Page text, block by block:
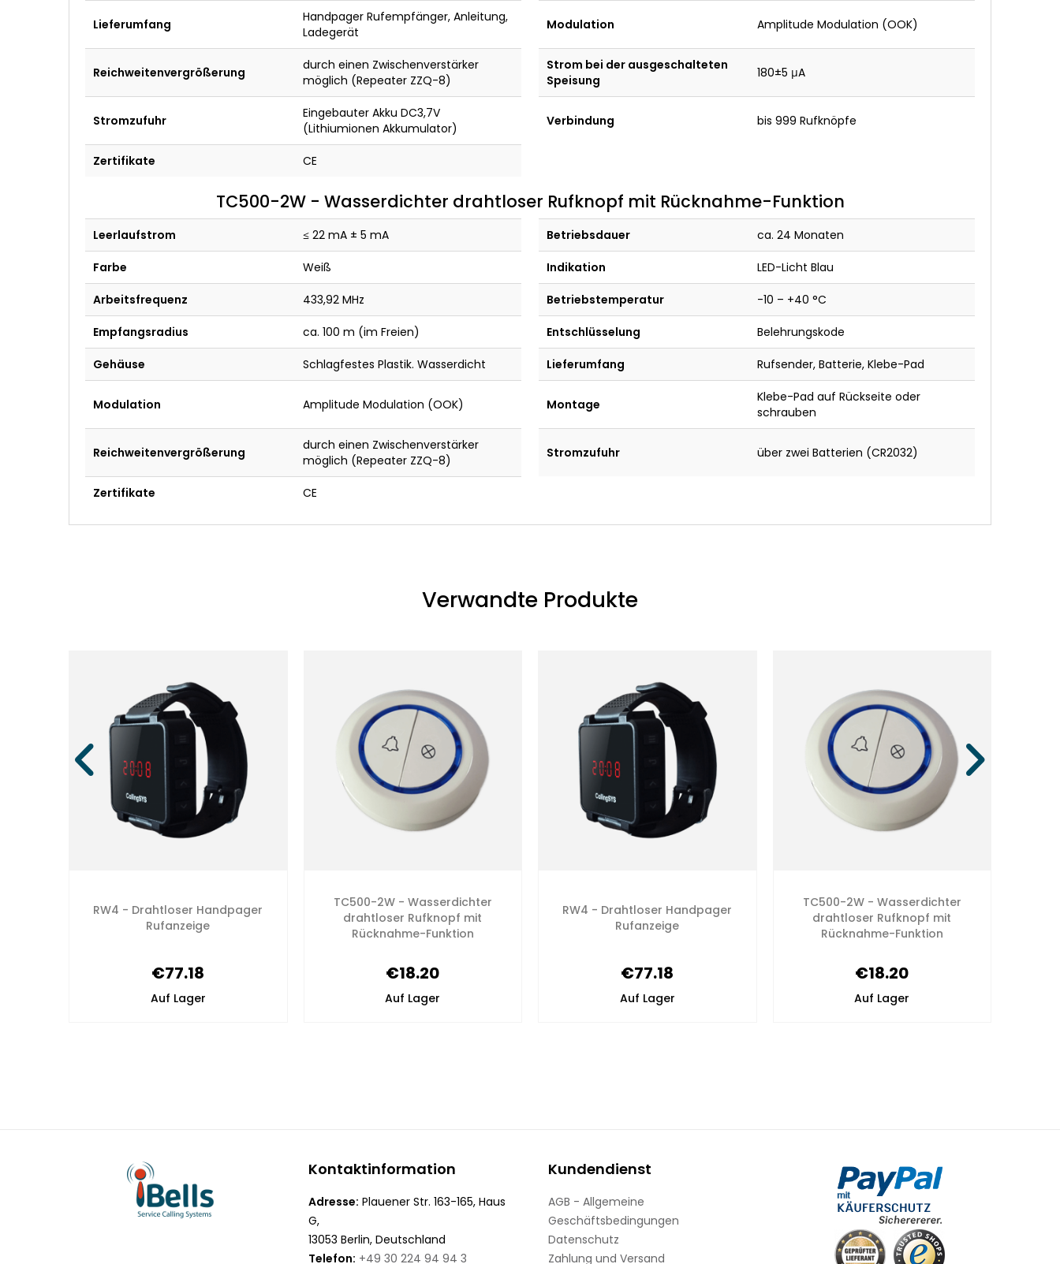
Lieferumfang
Handpager Rufempfänger, Anleitung,
Ladegerät
Modulation Amplitude Modulation (OOK)
Reichweitenvergrößerung
durch einen Zwischenverstärker
möglich (Repeater ZZQ-8)
Strom bei der ausgeschalteten
Speisung
180±5 μA
Stromzufuhr
Eingebauter Akku DC3,7V
(Lithiumionen Akkumulator)
Verbindung bis 999 Rufknöpfe
Zertifikate CE
TC500-2W - Wasserdichter drahtloser Rufknopf mit Rücknahme-Funktion
Leerlaufstrom ≤ 22 mA ± 5 mA Betriebsdauer ca. 24 Monaten
Farbe Weiß Indikation LED-Licht Blau
Arbeitsfrequenz 433,92 MHz Betriebstemperatur -10 – +40 °C
Empfangsradius ca. 100 m (im Freien) Entschlüsselung Belehrungskode
Gehäuse Schlagfestes Plastik. Wasserdicht Lieferumfang Rufsender, Batterie, Klebe-Pad
Modulation Amplitude Modulation (OOK) Montage
Klebe-Pad auf Rückseite oder
schrauben
Reichweitenvergrößerung
durch einen Zwischenverstärker
möglich (Repeater ZZQ-8)
Stromzufuhr über zwei Batterien (CR2032)
Zertifikate CE
Verwandte Produkte
RW4 - Drahtloser Handpager
Rufanzeige
€77.18
Auf Lager
TC500-2W - Wasserdichter
drahtloser Rufknopf mit
Rücknahme-Funktion
€18.20
Auf Lager
RW4 - Drahtloser Handpager
Rufanzeige
€77.18
Auf Lager
TC500-2W - Wasserdichter
drahtloser Rufknopf mit
Rücknahme-Funktion
€18.20
Auf Lager
Kontaktinformation
Adresse: Plauener Str. 163-165, Haus
G,
13053 Berlin, Deutschland
Telefon: +49 30 224 94 94 3
Kundendienst
AGB - Allgemeine
Geschäftsbedingungen
Datenschutz
Zahlung und Versand